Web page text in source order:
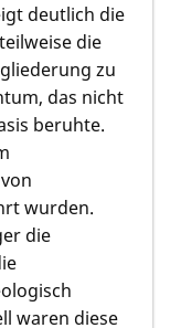
deutlich die
die
zu
das nicht
beruhte.
wurden.
die
waren diese